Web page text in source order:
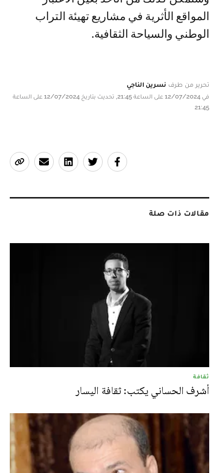
المواقع الأثرية في مشاريع تهيئة التراب
الوطني والسياحة الثقافية.
تحرير من طرف نسرين الناجي
في 12/07/2024 على الساعة 21:45, تحديث بتاريخ 12/07/2024 على الساعة
21:45
مقالات ذات صلة
ثقافة
أشرف الحساني يكتب: ثقافة اليسار